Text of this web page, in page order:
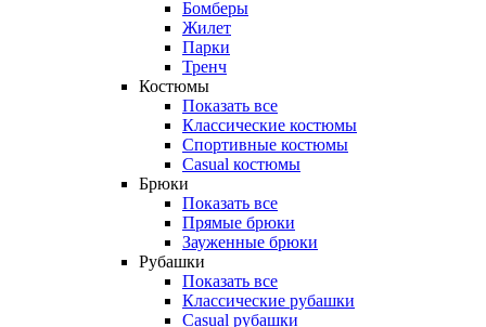
Бомберы
Жилет
Парки
Тренч
Костюмы
Показать все
Классические костюмы
Спортивные костюмы
Casual костюмы
Брюки
Показать все
Прямые брюки
Зауженные брюки
Рубашки
Показать все
Классические рубашки
Casual рубашки